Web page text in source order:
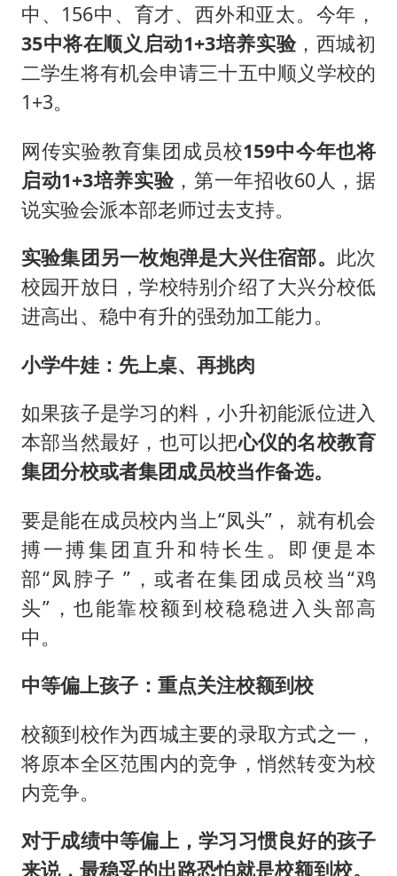
中、156中、育才、西外和亚太。今年，
35中将在顺义启动1+3培养实验，西城初
二学生将有机会申请三十五中顺义学校的
1+3。
网传实验教育集团成员校159中今年也将
启动1+3培养实验，第一年招收60人，据
说实验会派本部老师过去支持。
实验集团另一枚炮弹是大兴住宿部。 此次
校园开放日，学校特别介绍了大兴分校低
进高出、稳中有升的强劲加工能力。
小学牛娃：先上桌、再挑肉
如果孩子是学习的料，小升初能派位进入
本部当然最好，也可以把心仪的名校教育
集团分校或者集团成员校当作备选。
要是能在成员校内当上“凤头”， 就有机会
搏一搏集团直升和特长生。即便是本
部“凤脖子 ”，或者在集团成员校当“鸡
头”，也能靠校额到校稳稳进入头部高
中。
中等偏上孩子： 重点关注校额到校
校额到校作为西城主要的录取方式之一，
将原本全区范围内的竞争，悄然转变为校
内竞争。
对于成绩中等偏上，学习习惯良好的孩子
来说，最稳妥的出路恐怕就是校额到校。